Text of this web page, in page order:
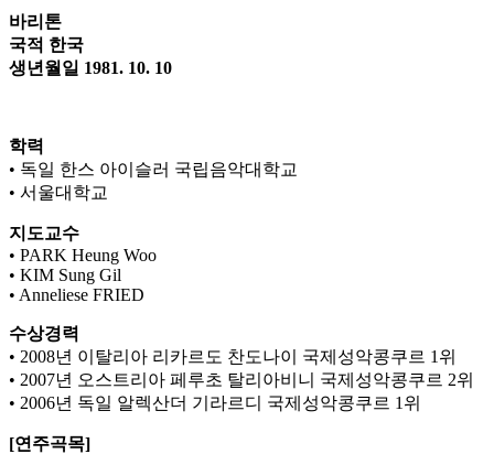
바리톤
국적 한국
생년월일 1981. 10. 10
학력
• 독일 한스 아이슬러 국립음악대학교
• 서울대학교
지도교수
• PARK Heung Woo
• KIM Sung Gil
• Anneliese FRIED
수상경력
• 2008년 이탈리아 리카르도 찬도나이 국제성악콩쿠르 1위
• 2007년 오스트리아 페루초 탈리아비니 국제성악콩쿠르 2위
• 2006년 독일 알렉산더 기라르디 국제성악콩쿠르 1위
[연주곡목]